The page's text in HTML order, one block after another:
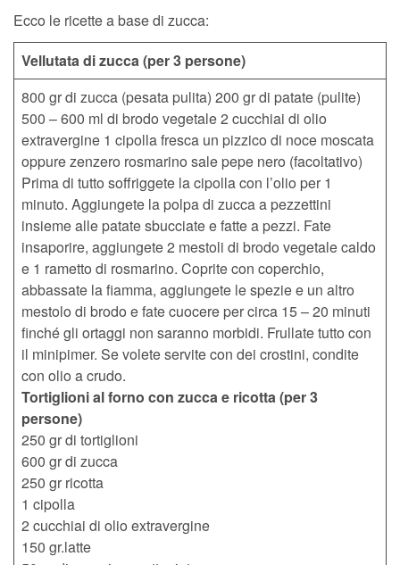
Ecco le ricette a base di zucca:
Vellutata di zucca (per 3 persone)
800 gr di zucca (pesata pulita) 200 gr di patate (pulite)
500 – 600 ml di brodo vegetale 2 cucchiai di olio
extravergine 1 cipolla fresca un pizzico di noce moscata
oppure zenzero rosmarino sale pepe nero (facoltativo)
Prima di tutto soffriggete la cipolla con l’olio per 1
minuto. Aggiungete la polpa di zucca a pezzettini
insieme alle patate sbucciate e fatte a pezzi. Fate
insaporire, aggiungete 2 mestoli di brodo vegetale caldo
e 1 rametto di rosmarino. Coprite con coperchio,
abbassate la fiamma, aggiungete le spezie e un altro
mestolo di brodo e fate cuocere per circa 15 – 20 minuti
finché gli ortaggi non saranno morbidi. Frullate tutto con
il minipimer. Se volete servite con dei crostini, condite
con olio a crudo.
Tortiglioni al forno con zucca e ricotta (per 3
persone)
250 gr di tortiglioni
600 gr di zucca
250 gr ricotta
1 cipolla
2 cucchiai di olio extravergine
150 gr.latte